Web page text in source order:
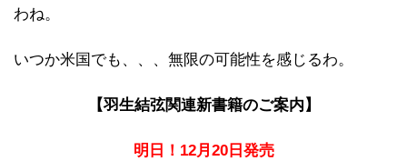
わね。
いつか米国でも、、、無限の可能性を感じるわ。
【羽生結弦関連新書籍のご案内】
明日！12月20日発売